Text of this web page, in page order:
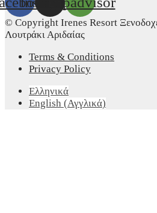
© Copyright Irenes Resort
Λουτράκι Αριδαίας
Terms & Conditions
Privacy Policy
Ελληνικά
English (Αγγλικά)